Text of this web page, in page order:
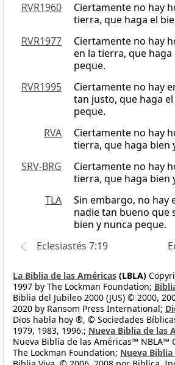
RVR1960
Ciertamente no hay
tierra, que haga el
RVR1977
Ciertamente no hay
en la tierra, que haga
peque.
RVR1995
Ciertamente no hay
tan justo, que haga
peque.
RVA
Ciertamente no hay
tierra, que haga bien
SRV-BRG
Ciertamente no hay
tierra, que haga bien
TLA
Sin embargo, no hay
nadie tan bueno que
bien y nunca peque.
Eclesiastés 7:19
La Biblia de las Américas (LBLA)
1997 by The Lockman Foundation;
Biblia del Jubileo 2000 (JUS) © 2000,
2020 by Ransom Press International;
Dios habla hoy ®, © Sociedades
1979, 1983, 1996.; Nueva Biblia de las
Nueva Biblia de las Américas™
The Lockman Foundation; Nueva Biblia